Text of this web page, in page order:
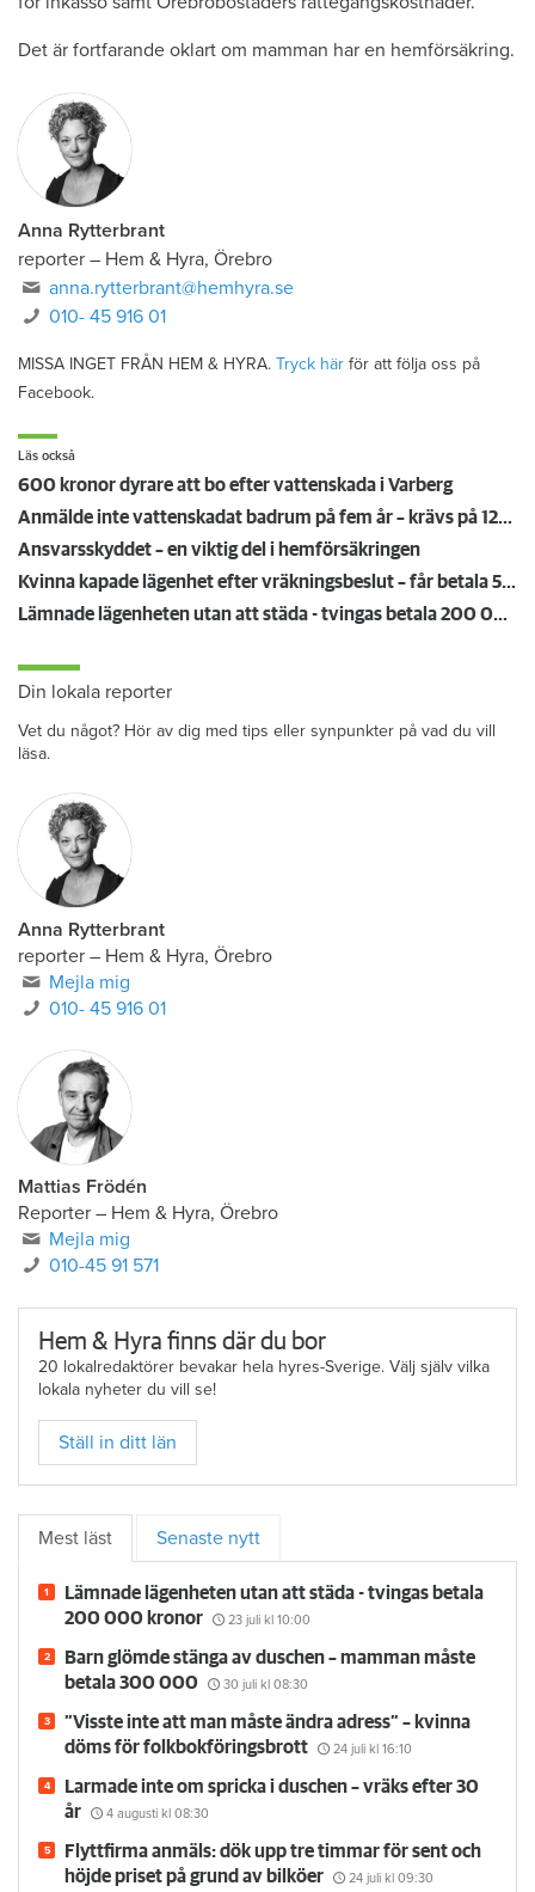
Det är fortfarande oklart om mamman har en hemförsäkring.
Anna Rytterbrant
reporter – Hem & Hyra, Örebro
anna.rytterbrant@hemhyra.se
010- 45 916 01
MISSA INGET FRÅN HEM & HYRA.
Läs också
600 kronor dyrare att bo efter vattenskada i Varberg
Ansvarsskyddet – en viktig del i hemförsäkringen
Din lokala reporter
Vet du något? Hör av dig med tips eller synpunkter på vad du vill
Anna Rytterbrant
reporter–Hem & Hyra, Örebro
Mejla mig
Mattias Frödén
Reporter–Hem & Hyra, Örebro
Mejla mig
Hem & Hyra finns där du bor
20 lokalredaktörer bevakar hela hyres-Sverige. Välj själv vilka
lokala nyheter du vill se!
Ställ in ditt län
Senaste nytt
Lämnade lägenheten utan att städa - tvingas betala
200 000 kronor
kl 10:00
Barn glömde stänga av duschen – mamman måste
betala 300 000
30 juli kl 08:30
”Visste inte att man måste ändra adress” – kvinna
döms för folkbokföringsbrott
kl 16:10
Larmade inte om spricka i duschen – vräks efter 30
år
4 augusti kl 08:30
Flyttfirma anmäls: dök upp tre timmar för sent och